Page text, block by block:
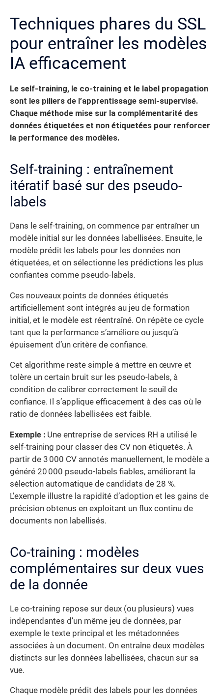
Techniques phares du SSL
pour entraîner les modèles
IA efficacement
Le self-training, le co-training et le label propagation
sont les piliers de l’apprentissage semi-supervisé.
Chaque méthode mise sur la complémentarité des
données étiquetées et non étiquetées pour renforcer
la performance des modèles.
Self-training : entraînement
itératif basé sur des pseudo-
labels
Dans le self-training, on commence par entraîner un
modèle initial sur les données labellisées. Ensuite, le
modèle prédit les labels pour les données non
étiquetées, et on sélectionne les prédictions les plus
confiantes comme pseudo-labels.
Ces nouveaux points de données étiquetés
artificiellement sont intégrés au jeu de formation
initial, et le modèle est réentraîné. On répète ce cycle
tant que la performance s’améliore ou jusqu’à
épuisement d’un critère de confiance.
Cet algorithme reste simple à mettre en œuvre et
tolère un certain bruit sur les pseudo-labels, à
condition de calibrer correctement le seuil de
confiance. Il s’applique efficacement à des cas où le
ratio de données labellisées est faible.
Exemple : Une entreprise de services RH a utilisé le
self-training pour classer des CV non étiquetés. À
partir de 3 000 CV annotés manuellement, le modèle a
généré 20 000 pseudo-labels fiables, améliorant la
sélection automatique de candidats de 28 %.
L’exemple illustre la rapidité d’adoption et les gains de
précision obtenus en exploitant un flux continu de
documents non labellisés.
Co-training : modèles
complémentaires sur deux vues
de la donnée
Le co-training repose sur deux (ou plusieurs) vues
indépendantes d’un même jeu de données, par
exemple le texte principal et les métadonnées
associées à un document. On entraîne deux modèles
distincts sur les données labellisées, chacun sur sa
vue.
Chaque modèle prédit des labels pour les données